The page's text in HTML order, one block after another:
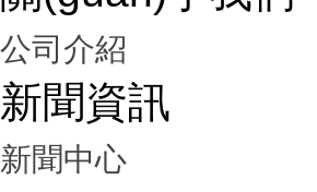
公司介紹
新聞資訊
新聞中心